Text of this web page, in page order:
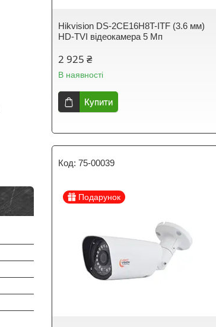
Hikvision DS-2CE16H8T-ITF (3.6 мм)
HD-TVI відеокамера 5 Мп
2 925 ₴
В наявності
Купити
75-00039
Подарунок